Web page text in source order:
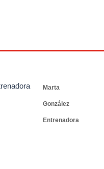
Marta
González
Entrenadora